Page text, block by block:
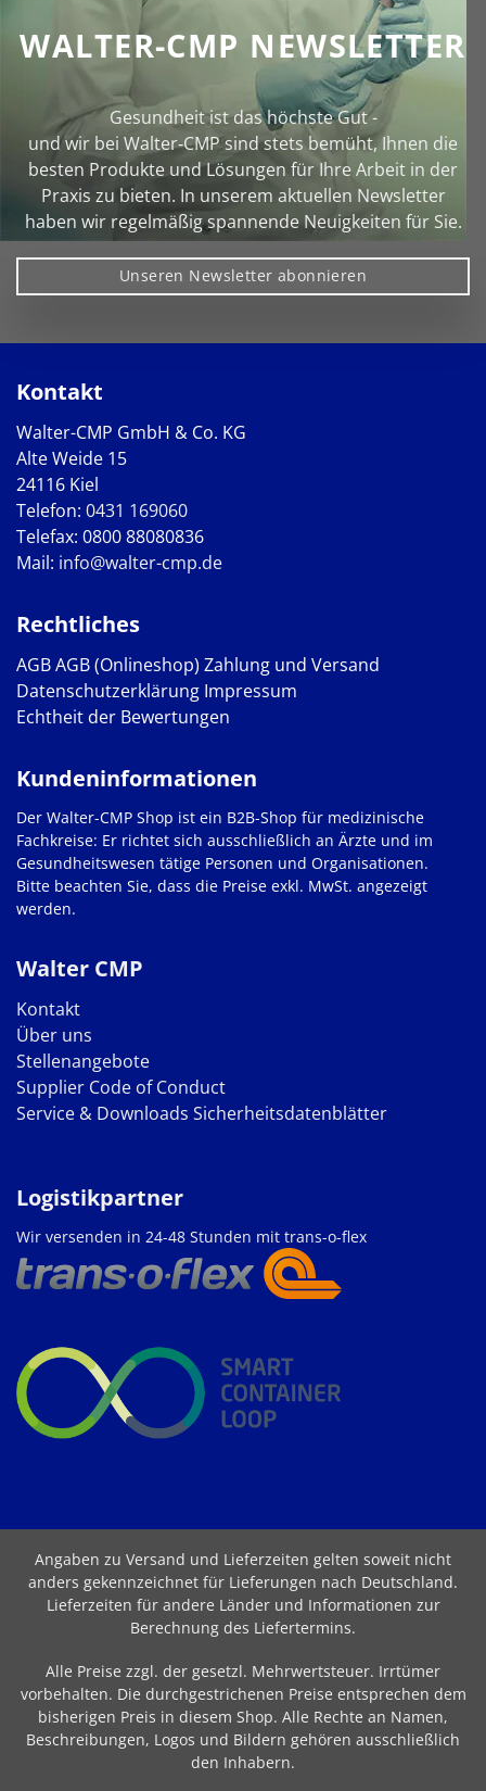
WALTER-CMP NEWSLETTER
Gesundheit ist das höchste Gut -
und wir bei Walter‑CMP sind stets bemüht, Ihnen die
besten Produkte und Lösungen für Ihre Arbeit in der
Praxis zu bieten. In unserem aktuellen Newsletter
haben wir regelmäßig spannende Neuigkeiten für Sie.
Unseren Newsletter abonnieren
Kontakt
Walter-CMP GmbH & Co. KG
Alte Weide 15
24116 Kiel
Telefon: 0431 169060
Telefax: 0800 88080836
Mail: info@walter-cmp.de
Rechtliches
AGBAGB (Onlineshop) Zahlung und Versand
Datenschutzerklärung Impressum
Echtheit der Bewertungen
Walter CMP
Kontakt
Über uns
Stellenangebote
Supplier Code of Conduct
Service & Downloads Sicherheitsdatenblätter
Kundeninformationen
Der Walter-CMP Shop ist ein B2B-Shop für medizinische
Fachkreise: Er richtet sich ausschließlich an Ärzte und im
Gesundheitswesen tätige Personen und Organisationen.
Bitte beachten Sie, dass die Preise exkl. MwSt. angezeigt
werden.
Logistikpartner
Wir versenden in 24-48 Stunden mit trans-o-flex
Angaben zu Versand und Lieferzeiten gelten soweit nicht
anders gekennzeichnet für Lieferungen nach Deutschland.
Lieferzeiten für andere Länder und Informationen zur
Berechnung des Liefertermins.
Alle Preise zzgl. der gesetzl. Mehrwertsteuer. Irrtümer
vorbehalten. Die durchgestrichenen Preise entsprechen dem
bisherigen Preis in diesem Shop. Alle Rechte an Namen,
Beschreibungen, Logos und Bildern gehören ausschließlich
den Inhabern.